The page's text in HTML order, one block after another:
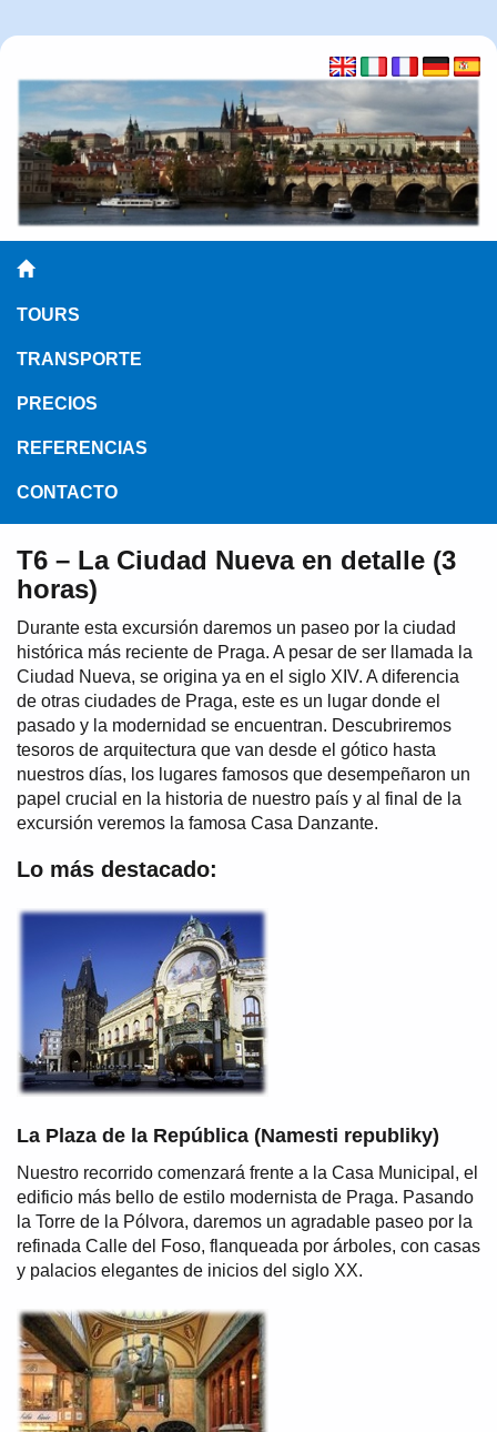
TOURS
TRANSPORTE
PRECIOS
REFERENCIAS
CONTACTO
T6 – La Ciudad Nueva en detalle (3
horas)
Durante esta excursión daremos un paseo por la ciudad
histórica más reciente de Praga. A pesar de ser llamada la
Ciudad Nueva, se origina ya en el siglo XIV. A diferencia
de otras ciudades de Praga, este es un lugar donde el
pasado y la modernidad se encuentran. Descubriremos
tesoros de arquitectura que van desde el gótico hasta
nuestros días, los lugares famosos que desempeñaron un
papel crucial en la historia de nuestro país y al final de la
excursión veremos la famosa Casa Danzante.
Lo más destacado:
La Plaza de la República (Namesti republiky)
Nuestro recorrido comenzará frente a la Casa Municipal, el
edificio más bello de estilo modernista de Praga. Pasando
la Torre de la Pólvora, daremos un agradable paseo por la
refinada Calle del Foso, flanqueada por árboles, con casas
y palacios elegantes de inicios del siglo XX.